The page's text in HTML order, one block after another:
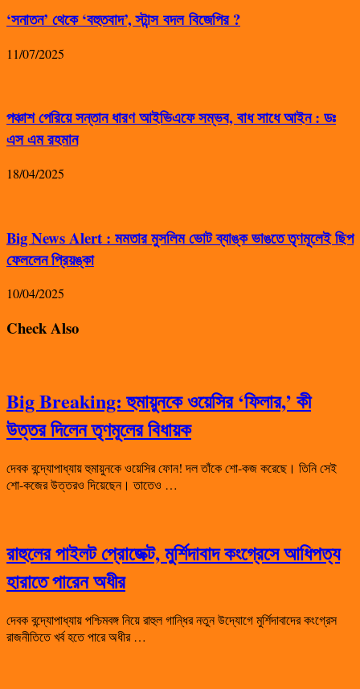
‘সনাতন’ থেকে ‘বহুতবাদ’, স্টান্স বদল বিজেপির ?
11/07/2025
পঞ্চাশ পেরিয়ে সন্তান ধারণ আইভিএফে সম্ভব, বাধ সাধে আইন : ডঃ
এস এম রহমান
18/04/2025
Big News Alert : মমতার মুসলিম ভোট ব্যাঙ্ক ভাঙতে তৃণমূলেই ছিপ
ফেললেন প্রিয়ঙ্কা
10/04/2025
Check Also
Big Breaking: হুমায়ুনকে ওয়েসির ‘ফিলার,’ কী
উত্তর দিলেন তৃণমূলের বিধায়ক
দেবক বন্দ্যোপাধ্যায় হুমায়ুনকে ওয়েসির ফোন! দল তাঁকে শো-কজ করেছে। তিনি সেই
শো-কজের উত্তরও দিয়েছেন। তাতেও …
রাহুলের পাইলট প্রোজেক্ট, মুর্শিদাবাদ কংগ্রেসে আধিপত্য
হারাতে পারেন অধীর
দেবক বন্দ্যোপাধ্যায় পশ্চিমবঙ্গ নিয়ে রাহুল গান্ধির নতুন উদ্যোগে মুর্শিদাবাদের কংগ্রেস
রাজনীতিতে খর্ব হতে পারে অধীর …